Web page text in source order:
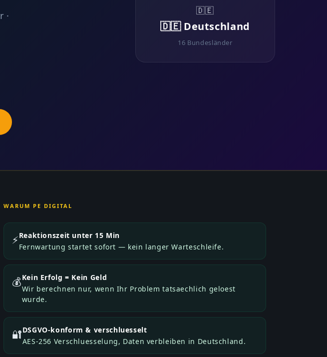
·
🇩🇪
🇩🇪 Deutschland
16 Bundesländer
WARUM PE DIGITAL
⚡Reaktionszeit unter 15 Min
Fernwartung startet sofort — kein langer Warteschleife.
💰Kein Erfolg = Kein Geld
Wir berechnen nur, wenn Ihr Problem tatsaechlich geloest
wurde.
🔐DSGVO-konform & verschluesselt
AES-256 Verschluesselung, Daten verbleiben in Deutschland.